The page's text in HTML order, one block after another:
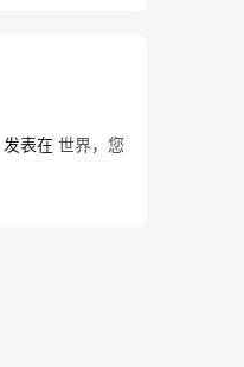
发表在 世界，您